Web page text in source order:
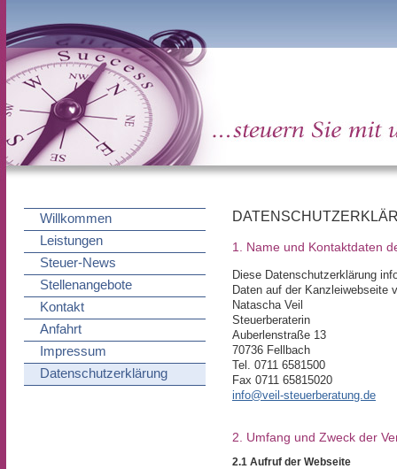
Willkommen
Leistungen
Steuer-News
Stellenangebote
Kontakt
Anfahrt
Impressum
Datenschutzerklärung
1. Name und Kontaktdaten
Diese Datenschutzerklärung
Daten auf der Kanzleiwebseite
Natascha Veil
Steuerberaterin
Auberlenstraße 13
70736 Fellbach
Tel. 0711 6581500
Fax 0711 65815020
info@veil-steuerberatung.de
2. Umfang und Zweck der
2.1 Aufruf der Webseite